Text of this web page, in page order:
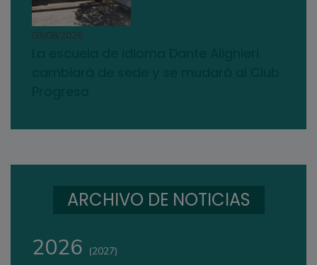
03/08/2026
ARCHIVO DE NOTICIAS
2026 (2027)